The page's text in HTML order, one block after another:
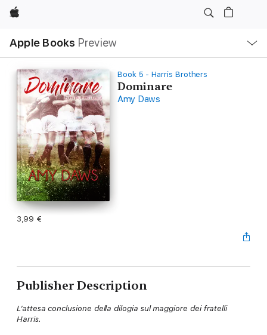
Apple
Apple Books Preview
Nav
Open
Menu
Book 5 - Harris Brothers
Dominare
Amy Daws
3,99 €
Publisher Description
L’attesa conclusione della dilogia sul maggiore dei fratelli
Harris.